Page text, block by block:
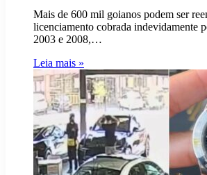
Mais de 600 mil goianos podem ser
licenciamento cobrada indevidamente
2003 e 2008,…
Leia mais »